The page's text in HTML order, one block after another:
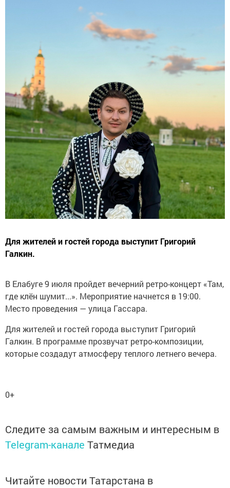
Для жителей и гостей города выступит Григорий
Галкин.
В Елабуге 9 июля пройдет вечерний ретро-концерт «Там,
где клён шумит...». Мероприятие начнется в 19:00.
Место проведения — улица Гассара.
Для жителей и гостей города выступит Григорий
Галкин. В программе прозвучат ретро-композиции,
которые создадут атмосферу теплого летнего вечера.
0+
Следите за самым важным и интересным в
Telegram-канале Татмедиа
Читайте новости Татарстана в